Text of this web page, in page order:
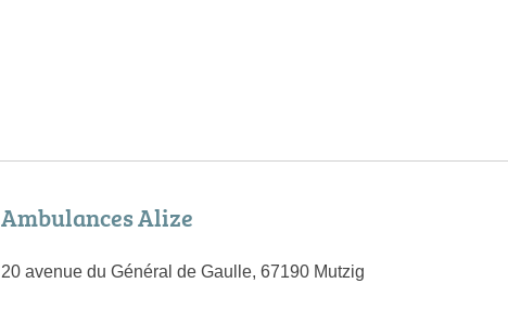
Ambulances Alize
20 avenue du Général de Gaulle, 67190 Mutzig